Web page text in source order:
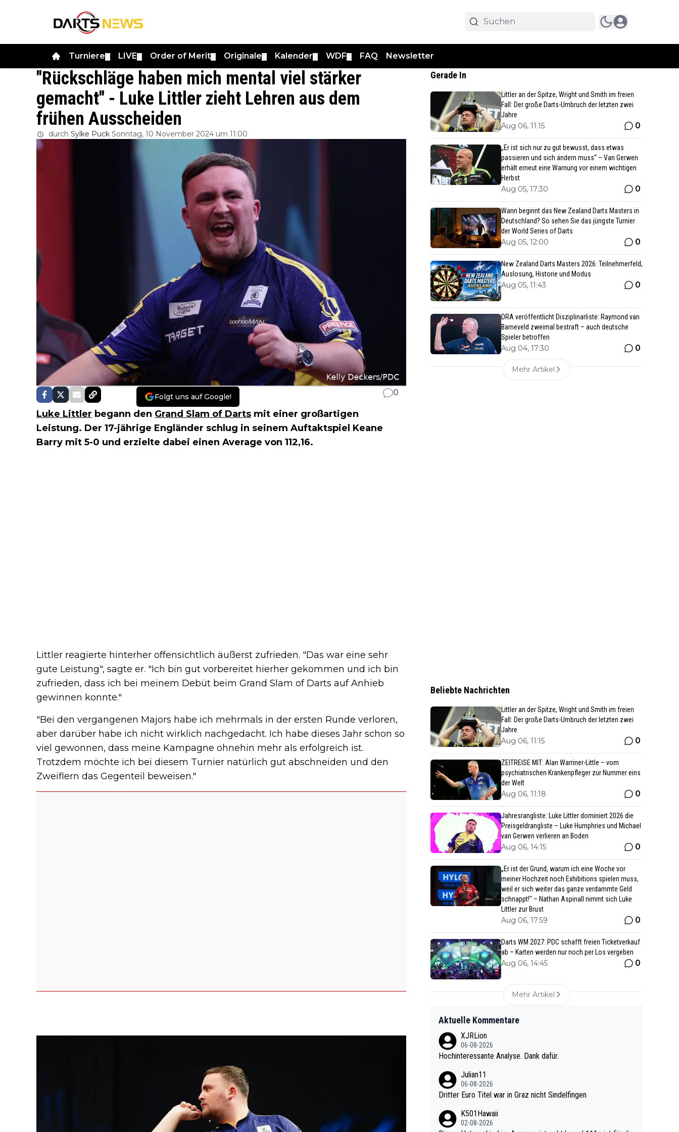
Turniere LIVE Order of Merit Originale Kalender WDF FAQ Newsletter
"Rückschläge haben mich mental viel stärker
gemacht" - Luke Littler zieht Lehren aus dem
frühen Ausscheiden
durch Sylke Puck Sonntag, 10 November 2024 um 11:00
Folgt uns auf Google! 0
Luke Littler begann den Grand Slam of Darts mit einer großartigen
Leistung. Der 17-jährige Engländer schlug in seinem Auftaktspiel Keane
Barry mit 5-0 und erzielte dabei einen Average von 112,16.
Littler reagierte hinterher offensichtlich äußerst zufrieden. "Das war eine sehr
gute Leistung", sagte er. "Ich bin gut vorbereitet hierher gekommen und ich bin
zufrieden, dass ich bei meinem Debüt beim Grand Slam of Darts auf Anhieb
gewinnen konnte."
"Bei den vergangenen Majors habe ich mehrmals in der ersten Runde verloren,
aber darüber habe ich nicht wirklich nachgedacht. Ich habe dieses Jahr schon so
viel gewonnen, dass meine Kampagne ohnehin mehr als erfolgreich ist.
Trotzdem möchte ich bei diesem Turnier natürlich gut abschneiden und den
Zweiflern das Gegenteil beweisen."
Gerade In
Littler an der Spitze, Wright und Smith im freien
Fall: Der große Darts-Umbruch der letzten zwei
Jahre
Aug 06, 11:15 0
„Er ist sich nur zu gut bewusst, dass etwas
passieren und sich ändern muss“ – Van Gerwen
erhält erneut eine Warnung vor einem wichtigen
Herbst
Aug 05, 17:30 0
Wann beginnt das New Zealand Darts Masters in
Deutschland? So sehen Sie das jüngste Turnier
der World Series of Darts
Aug 05, 12:00 0
New Zealand Darts Masters 2026: Teilnehmerfeld,
Auslosung, Historie und Modus
Aug 05, 11:43 0
DRA veröffentlicht Disziplinarliste: Raymond van
Barneveld zweimal bestraft – auch deutsche
Spieler betroffen
Aug 04, 17:30 0
Mehr Artikel
Beliebte Nachrichten
Littler an der Spitze, Wright und Smith im freien
Fall: Der große Darts-Umbruch der letzten zwei
Jahre
Aug 06, 11:15 0
ZEITREISE MIT: Alan Warriner-Little – vom
psychiatrischen Krankenpfleger zur Nummer eins
der Welt
Aug 06, 11:18 0
Jahresrangliste: Luke Littler dominiert 2026 die
Preisgeldrangliste – Luke Humphries und Michael
van Gerwen verlieren an Boden
Aug 06, 14:15 0
„Er ist der Grund, warum ich eine Woche vor
meiner Hochzeit noch Exhibitions spielen muss,
weil er sich weiter das ganze verdammte Geld
schnappt!" – Nathan Aspinall nimmt sich Luke
Littler zur Brust
Aug 06, 17:59 0
Darts WM 2027: PDC schafft freien Ticketverkauf
ab – Karten werden nur noch per Los vergeben
Aug 06, 14:45 0
Mehr Artikel
Aktuelle Kommentare
XJRLion
06-08-2026
Hochinteressante Analyse. Dank dafür.
Julian11
06-08-2026
Dritter Euro Titel war in Graz nicht Sindelfingen
K501Hawaii
02-08-2026